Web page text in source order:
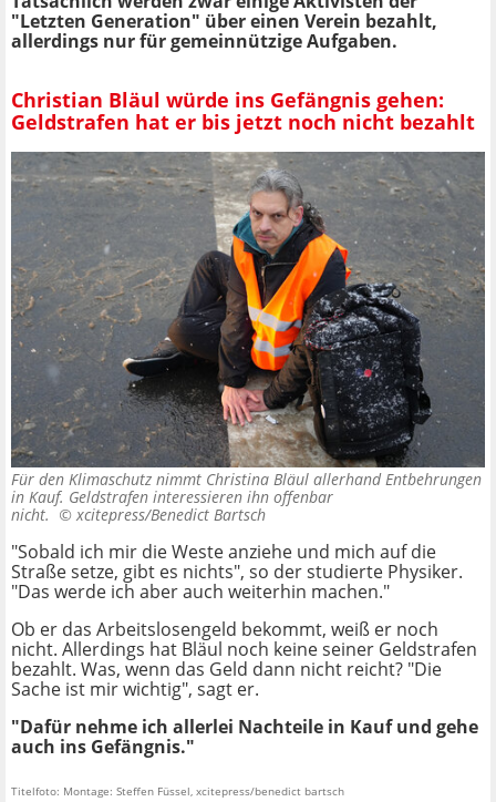
"Letzten Generation" über einen Verein bezahlt,
allerdings nur für gemeinnützige Aufgaben.
Christian Bläul würde ins Gefängnis gehen:
Geldstrafen hat er bis jetzt noch nicht bezahlt
Für den Klimaschutz nimmt Christina Bläul allerhand Entbehrungen
in Kauf. Geldstrafen interessieren ihn offenbar
nicht. © xcitepress/Benedict Bartsch
"Sobald ich mir die Weste anziehe und mich auf die
Straße setze, gibt es nichts", so der studierte Physiker.
"Das werde ich aber auch weiterhin machen."
Ob er das Arbeitslosengeld bekommt, weiß er noch
nicht. Allerdings hat Bläul noch keine seiner Geldstrafen
bezahlt. Was, wenn das Geld dann nicht reicht? "Die
Sache ist mir wichtig", sagt er.
"Dafür nehme ich allerlei Nachteile in Kauf und gehe
auch ins Gefängnis."
Titelfoto: Montage: Steffen Füssel, xcitepress/benedict bartsch